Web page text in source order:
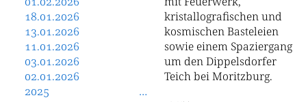
kristallografischen und
kosmischen Basteleien
sowie einem Spaziergang
um den Dippelsdorfer
Teich bei Moritzburg.
18.01.2026
13.01.2026
11.01.2026
03.01.2026
02.01.2026
2025